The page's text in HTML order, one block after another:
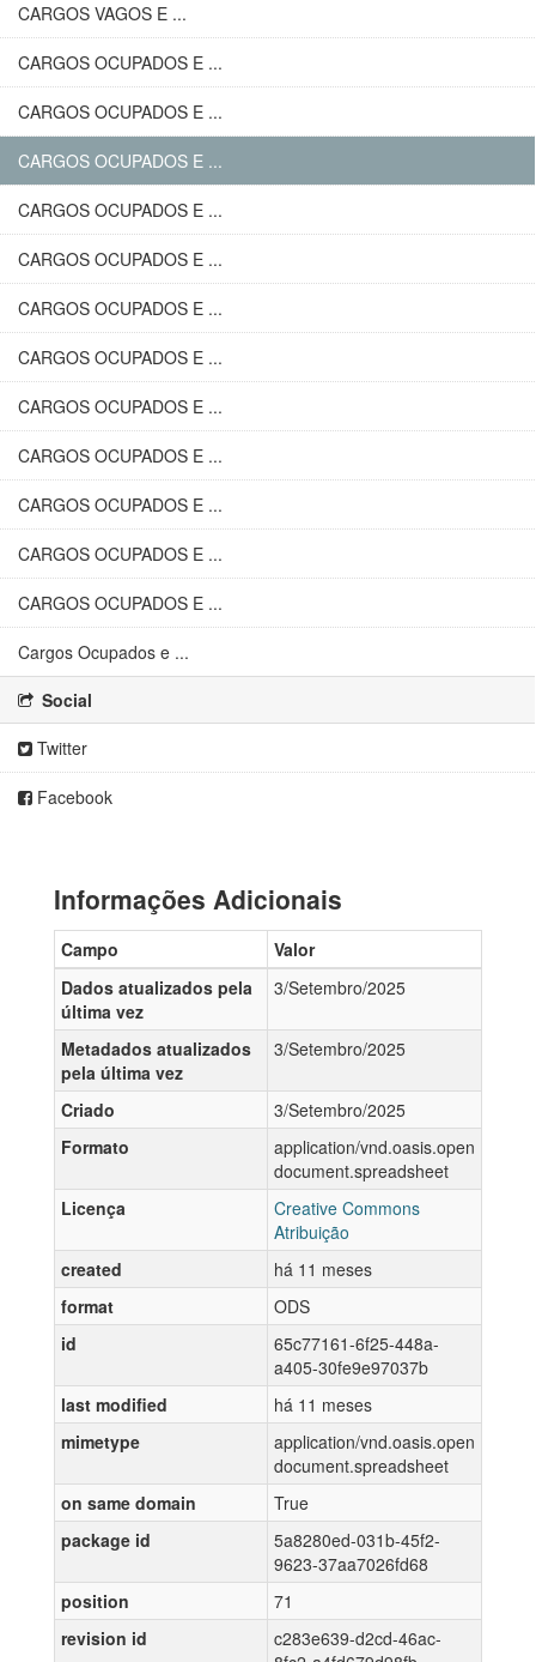
CARGOS VAGOS E ...
CARGOS OCUPADOS E ...
CARGOS OCUPADOS E ...
CARGOS OCUPADOS E ...
CARGOS OCUPADOS E ...
CARGOS OCUPADOS E ...
CARGOS OCUPADOS E ...
CARGOS OCUPADOS E ...
CARGOS OCUPADOS E ...
CARGOS OCUPADOS E ...
CARGOS OCUPADOS E ...
CARGOS OCUPADOS E ...
CARGOS OCUPADOS E ...
Cargos Ocupados e ...
Social
Twitter
Facebook
Informações Adicionais
Campo
Valor
Dados atualizados pela
última vez
3/Setembro/2025
Metadados atualizados
pela última vez
3/Setembro/2025
Criado
3/Setembro/2025
Formato
application/vnd.oasis.open
document.spreadsheet
Licença
Creative Commons
Atribuição
created
há 11 meses
format
ODS
id
65c77161-6f25-448a-
a405-30fe9e97037b
last modified
há 11 meses
mimetype
application/vnd.oasis.open
document.spreadsheet
on same domain
True
package id
5a8280ed-031b-45f2-
9623-37aa7026fd68
position
71
revision id
c283e639-d2cd-46ac-